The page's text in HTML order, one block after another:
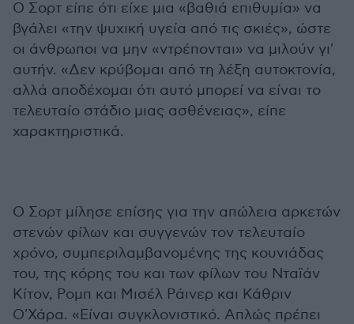
Ο Σορτ είπε ότι είχε μια «βαθιά επιθυμία» να
βγάλει «την ψυχική υγεία από τις σκιές», ώστε
οι άνθρωποι να μην «ντρέπονται» να μιλούν γι'
αυτήν. «Δεν κρύβομαι από τη λέξη αυτοκτονία,
αλλά αποδέχομαι ότι αυτό μπορεί να είναι το
τελευταίο στάδιο μιας ασθένειας», είπε
χαρακτηριστικά.
Ο Σορτ μίλησε επίσης για την απώλεια αρκετών
στενών φίλων και συγγενών τον τελευταίο
χρόνο, συμπεριλαμβανομένης της κουνιάδας
του, της κόρης του και των φίλων του Νταϊάν
Κίτον, Ρομπ και Μισέλ Ράινερ και Κάθριν
Ο'Χάρα. «Είναι συγκλονιστικό. Απλώς πρέπει